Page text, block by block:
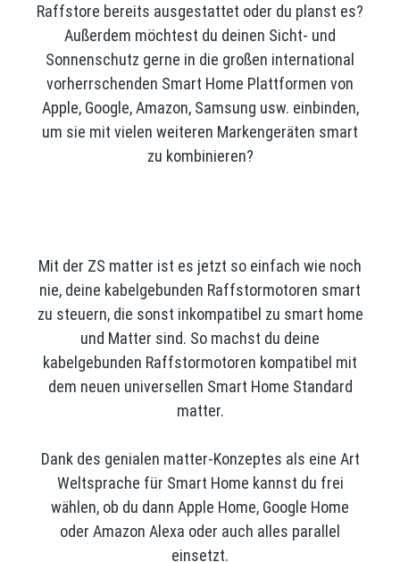
Raffstore bereits ausgestattet oder du planst es?
Außerdem möchtest du deinen Sicht- und
Sonnenschutz gerne in die großen international
vorherrschenden Smart Home Plattformen von
Apple, Google, Amazon, Samsung usw. einbinden,
um sie mit vielen weiteren Markengeräten smart
zu kombinieren?
Mit der ZS matter ist es jetzt so einfach wie noch
nie, deine kabelgebunden Raffstormotoren smart
zu steuern, die sonst inkompatibel zu smart home
und Matter sind. So machst du deine
kabelgebunden Raffstormotoren kompatibel mit
dem neuen universellen Smart Home Standard
matter.
Dank des genialen matter-Konzeptes als eine Art
Weltsprache für Smart Home kannst du frei
wählen, ob du dann Apple Home, Google Home
oder Amazon Alexa oder auch alles parallel
einsetzt.